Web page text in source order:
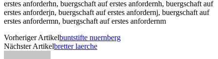
Vorheriger Artikelbuntstifte nuernberg
Nächster Artikelbretter laerche